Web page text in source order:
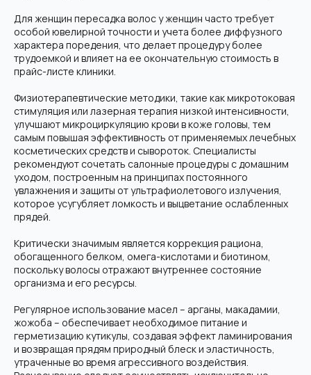
Для женщин пересадка волос у женщин часто требует
особой ювелирной точности и учета более диффузного
характера поредения, что делает процедуру более
трудоемкой и влияет на ее окончательную стоимость в
прайс-листе клиники.
Физиотерапевтические методики, такие как микротоковая
стимуляция или лазерная терапия низкой интенсивности,
улучшают микроциркуляцию крови в коже головы, тем
самым повышая эффективность от применяемых лечебных
косметических средств и сывороток. Специалисты
рекомендуют сочетать салонные процедуры с домашним
уходом, построенным на принципах постоянного
увлажнения и защиты от ультрафиолетового излучения,
которое усугубляет ломкость и выцветание ослабленных
прядей.
Критически значимым является коррекция рациона,
обогащенного белком, омега-кислотами и биотином,
поскольку волосы отражают внутреннее состояние
организма и его ресурсы.
Регулярное использование масел – арганы, макадамии,
жожоба – обеспечивает необходимое питание и
герметизацию кутикулы, создавая эффект ламинирования
и возвращая прядям природный блеск и эластичность,
утраченные во время агрессивного воздействия.